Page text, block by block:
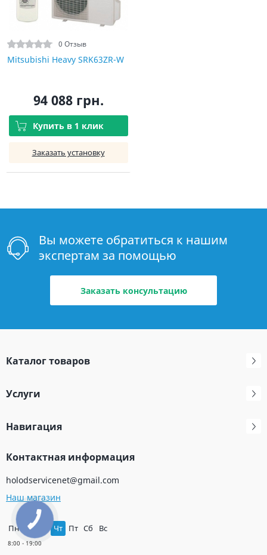
0 Отзыв
Mitsubishi Heavy SRK63ZR-W
94 088 грн.
Купить в 1 клик
Заказать установку
Вы можете обратиться к нашим
экспертам за помощью
Заказать консультацию
Каталог товаров
Услуги
Навигация
Контактная информация
holodservicenet@gmail.com
Наш магазин
Пн Вт Чт Пт Сб Вс